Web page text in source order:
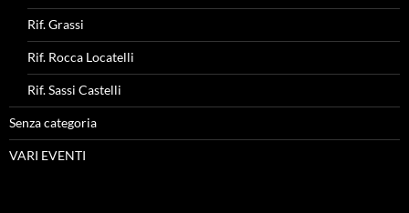
Rif. Grassi
Rif. Rocca Locatelli
Rif. Sassi Castelli
Senza categoria
VARI EVENTI